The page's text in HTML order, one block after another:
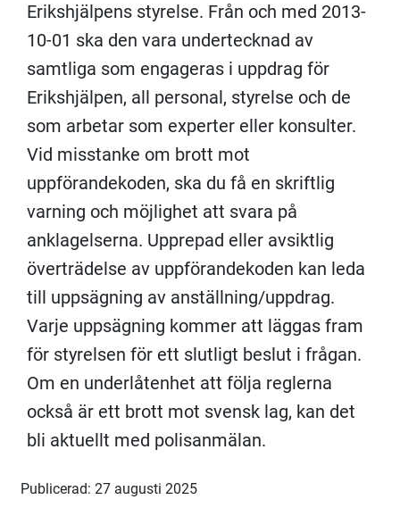
Erikshjälpens styrelse. Från och med 2013-
10-01 ska den vara undertecknad av
samtliga som engageras i uppdrag för
Erikshjälpen, all personal, styrelse och de
som arbetar som experter eller konsulter.
Vid misstanke om brott mot
uppförandekoden, ska du få en skriftlig
varning och möjlighet att svara på
anklagelserna. Upprepad eller avsiktlig
överträdelse av uppförandekoden kan leda
till uppsägning av anställning/uppdrag.
Varje uppsägning kommer att läggas fram
för styrelsen för ett slutligt beslut i frågan.
Om en underlåtenhet att följa reglerna
också är ett brott mot svensk lag, kan det
bli aktuellt med polisanmälan.
Publicerad: 27 augusti 2025